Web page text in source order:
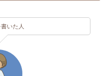
いた人